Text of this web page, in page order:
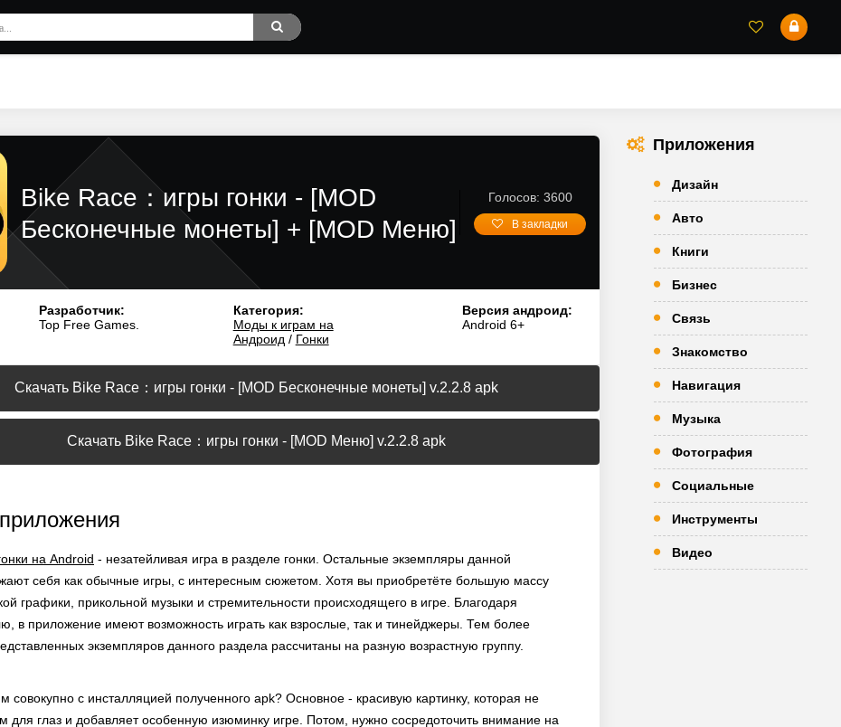
Bike Race：игры гонки - [MOD
Бесконечные монеты] + [MOD Меню]
Голосов: 3600
В закладки
Разработчик:
Top Free Games.
Категория:
Моды к играм на
Андроид / Гонки
Версия андроид:
Android 6+
Скачать Bike Race：игры гонки - [MOD Бесконечные монеты] v.2.2.8 apk
Скачать Bike Race：игры гонки - [MOD Меню] v.2.2.8 apk
на Android - незатейливая игра в разделе гонки. Остальные экземпляры данной
себя как обычные игры, с интересным сюжетом. Хотя вы приобретёте большую массу
графики, прикольной музыки и стремительности происходящего в игре. Благодаря
в приложение имеют возможность играть как взрослые, так и тинейджеры. Тем более
экземпляров данного раздела рассчитаны на разную возрастную группу.
совокупно с инсталляцией полученного apk? Основное - красивую картинку, которая не
для глаз и добавляет особенную изюминку игре. Потом, нужно сосредоточить внимание на
Приложения
Дизайн
Авто
Книги
Бизнес
Связь
Знакомство
Навигация
Музыка
Фотография
Социальные
Инструменты
Видео